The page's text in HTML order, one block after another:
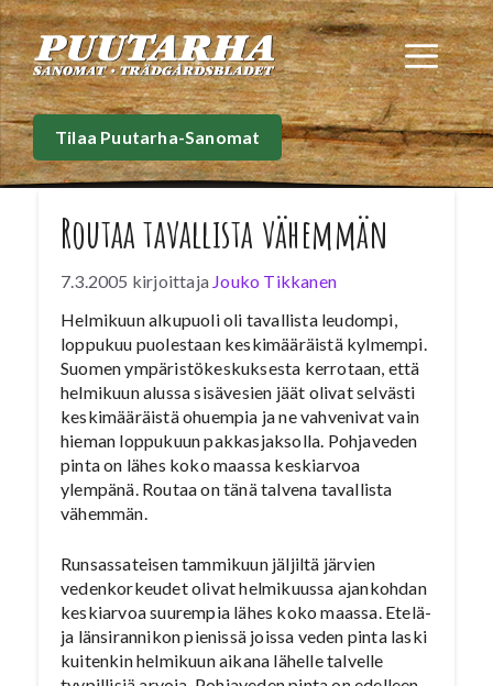
Siirry
sisältöön
Tilaa Puutarha-Sanomat
Routaa tavallista vähemmän
7.3.2005 kirjoittaja Jouko Tikkanen
Helmikuun alkupuoli oli tavallista leudompi,
loppukuu puolestaan keskimääräistä kylmempi.
Suomen ympäristökeskuksesta kerrotaan, että
helmikuun alussa sisävesien jäät olivat selvästi
keskimääräistä ohuempia ja ne vahvenivat vain
hieman loppukuun pakkasjaksolla. Pohjaveden
pinta on lähes koko maassa keskiarvoa
ylempänä. Routaa on tänä talvena tavallista
vähemmän.
Runsassateisen tammikuun jäljiltä järvien
vedenkorkeudet olivat helmikuussa ajankohdan
keskiarvoa suurempia lähes koko maassa. Etelä-
ja länsirannikon pienissä joissa veden pinta laski
kuitenkin helmikuun aikana lähelle talvelle